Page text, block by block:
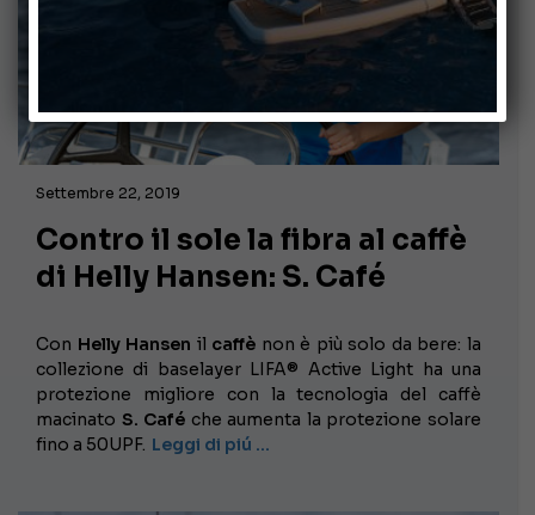
Settembre 22, 2019
Contro il sole la fibra al caffè
di Helly Hansen: S. Café
Con Helly Hansen il caffè non è più solo da bere: la
collezione di baselayer LIFA® Active Light ha una
protezione migliore con la tecnologia del caffè
macinato S. Café che aumenta la protezione solare
fino a 50UPF. Leggi di piú …